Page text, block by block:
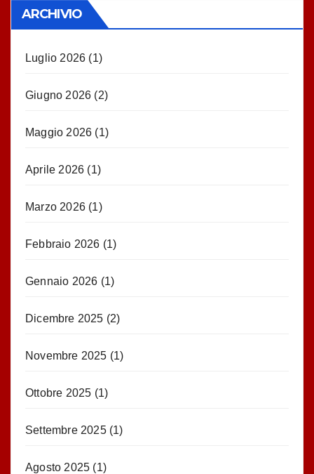
ARCHIVIO
Luglio 2026 (1)
Giugno 2026 (2)
Maggio 2026 (1)
Aprile 2026 (1)
Marzo 2026 (1)
Febbraio 2026 (1)
Gennaio 2026 (1)
Dicembre 2025 (2)
Novembre 2025 (1)
Ottobre 2025 (1)
Settembre 2025(1)
Agosto 2025 (1)